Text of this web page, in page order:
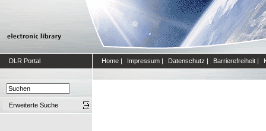
DLR Portal Home | Impressum | Datenschutz | Barrierefreiheit |
Erweiterte Suche